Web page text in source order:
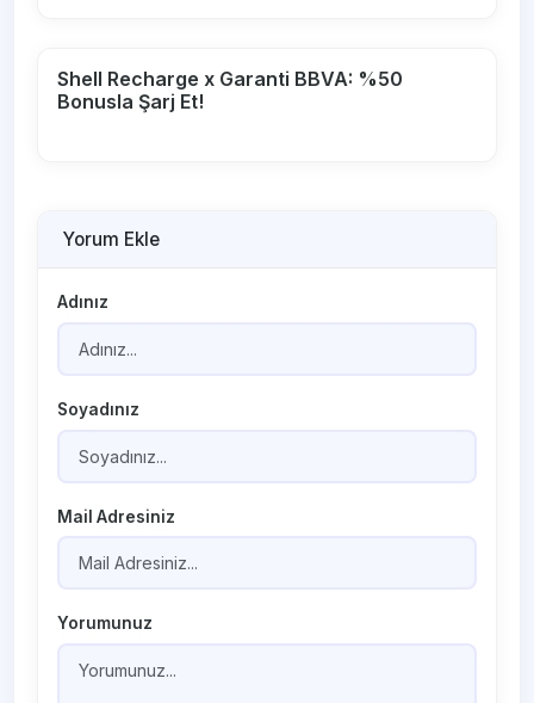
Shell Recharge x Garanti BBVA: %50
Bonusla Şarj Et!
Yorum Ekle
Adınız
Soyadınız
Mail Adresiniz
Yorumunuz